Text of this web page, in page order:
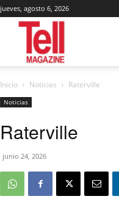
jueves, agosto 6, 2026
Magazine
Inicio Noticias Raterville
Noticias
Raterville
junio 24, 2026